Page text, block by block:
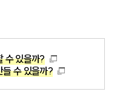
수 있을까?
들 수 있을까?